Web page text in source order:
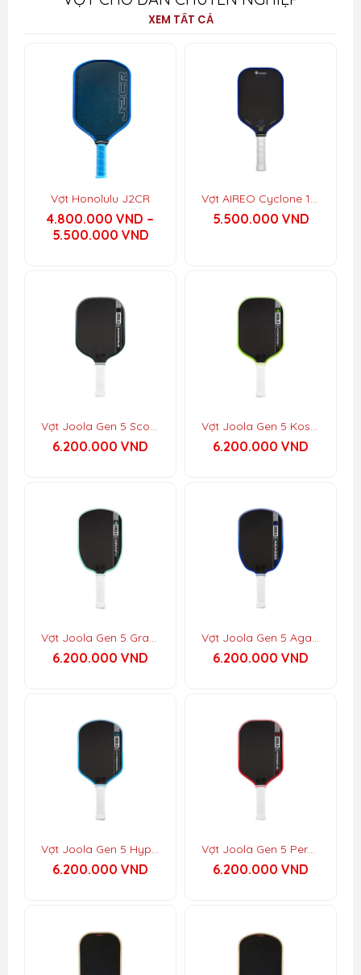
XEM TẤT CẢ
Vợt Honolulu J2CR
4.800.000 VND –
5.500.000 VNDKhoảng
5.500.000 VND
Vợt AIREO Cyclone 16mm
5.500.000 VND
Vợt Joola Gen 5 Scorpeus Pro V
6.200.000 VND
Vợt Joola Gen 5 Kosmos Pro V
6.200.000 VND
Vợt Joola Gen 5 Graf Pro V
6.200.000 VND
Vợt Joola Gen 5 Agassi Pro V
6.200.000 VND
6.200.000 VND 6.200.000 VND